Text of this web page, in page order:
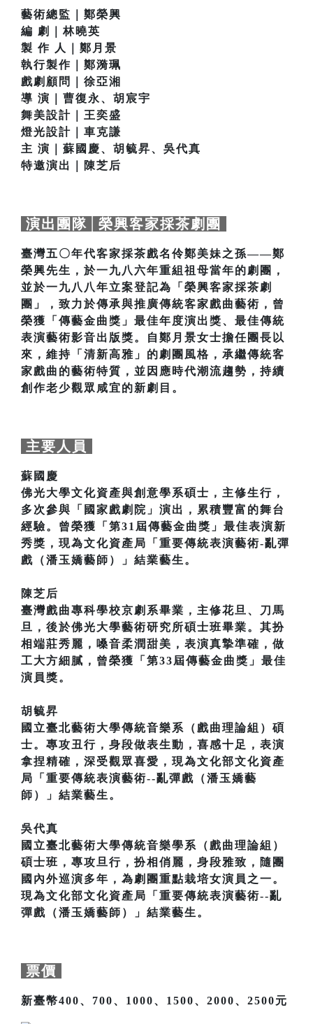
藝術總監｜鄭榮興
編 劇｜林曉英
製 作 人｜鄭月景
執行製作｜鄭漪珮
戲劇顧問｜徐亞湘
導 演｜曹復永、胡宸宇
舞美設計｜王奕盛
燈光設計｜車克謙
主 演｜蘇國慶、胡毓昇、吳代真
特邀演出｜陳芝后
演出團隊│榮興客家採茶劇團
臺灣五〇年代客家採茶戲名伶鄭美妹之孫——鄭
榮興先生，於一九八六年重組祖母當年的劇團，
並於一九八八年立案登記為「榮興客家採茶劇
團」，致力於傳承與推廣傳統客家戲曲藝術，曾
榮獲「傳藝金曲獎」最佳年度演出獎、最佳傳統
表演藝術影音出版獎。自鄭月景女士擔任團長以
來，維持「清新高雅」的劇團風格，承繼傳統客
家戲曲的藝術特質，並因應時代潮流趨勢，持續
創作老少觀眾咸宜的新劇目。
主要人員
蘇國慶
佛光大學文化資產與創意學系碩士，主修生行，
多次參與「國家戲劇院」演出，累積豐富的舞台
經驗。曾榮獲「第31屆傳藝金曲獎」最佳表演新
秀獎，現為文化資產局「重要傳統表演藝術-亂彈
戲（潘玉嬌藝師）」結業藝生。
陳芝后
臺灣戲曲專科學校京劇系畢業，主修花旦、刀馬
旦，後於佛光大學藝術研究所碩士班畢業。其扮
相端莊秀麗，嗓音柔潤甜美，表演真摯準確，做
工大方細膩，曾榮獲「第33屆傳藝金曲獎」最佳
演員獎。
胡毓昇
國立臺北藝術大學傳統音樂系（戲曲理論組）碩
士。專攻丑行，身段做表生動，喜感十足，表演
拿捏精確，深受觀眾喜愛，現為文化部文化資產
局「重要傳統表演藝術--亂彈戲（潘玉嬌藝
師）」結業藝生。
吳代真
國立臺北藝術大學傳統音樂學系（戲曲理論組）
碩士班，專攻旦行，扮相俏麗，身段雅致，隨團
國內外巡演多年，為劇團重點栽培女演員之一。
現為文化部文化資產局「重要傳統表演藝術--亂
彈戲（潘玉嬌藝師）」結業藝生。
票價
新臺幣400、700、1000、1500、2000、2500元